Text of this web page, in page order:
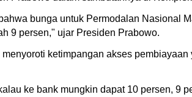
bunga untuk Permodalan Nasional
9 persen," ujar Presiden Prabowo.
ketimpangan akses
ke bank mungkin dapat 10 persen, 9